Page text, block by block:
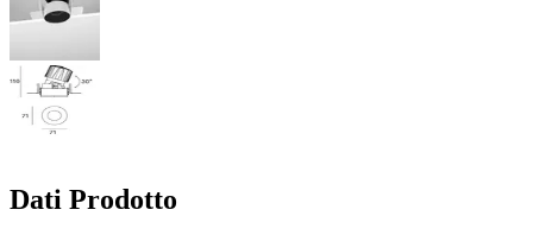
Dati Prodotto